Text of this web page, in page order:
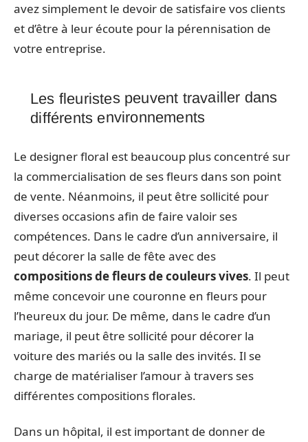
avez simplement le devoir de satisfaire vos clients
et d’être à leur écoute pour la pérennisation de
votre entreprise.
Les fleuristes peuvent travailler dans
différents environnements
Le designer floral est beaucoup plus concentré sur
la commercialisation de ses fleurs dans son point
de vente. Néanmoins, il peut être sollicité pour
diverses occasions afin de faire valoir ses
compétences. Dans le cadre d’un anniversaire, il
peut décorer la salle de fête avec des
compositions de fleurs de couleurs vives. Il peut
même concevoir une couronne en fleurs pour
l’heureux du jour. De même, dans le cadre d’un
mariage, il peut être sollicité pour décorer la
voiture des mariés ou la salle des invités. Il se
charge de matérialiser l’amour à travers ses
différentes compositions florales.
Dans un hôpital, il est important de donner de